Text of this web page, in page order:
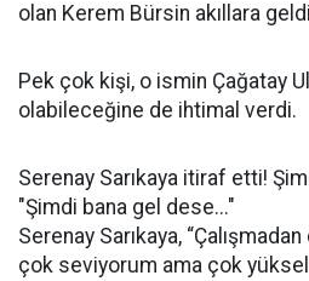
olan Kerem Bürsin akıllara
Pek çok kişi, o ismin Çağatay
olabileceğine de ihtimal verdi.
Serenay Sarıkaya itiraf etti!
"Şimdi bana gel dese..."
Serenay Sarıkaya,
çok seviyorum ama çok